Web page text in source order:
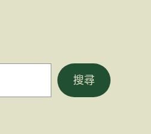
搜尋